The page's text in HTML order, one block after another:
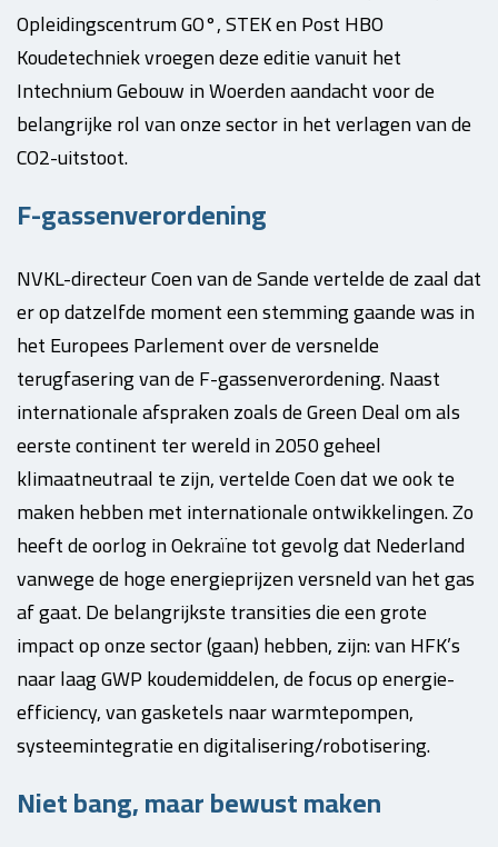
Opleidingscentrum GO°, STEK en Post HBO
Koudetechniek vroegen deze editie vanuit het
Intechnium Gebouw in Woerden aandacht voor de
belangrijke rol van onze sector in het verlagen van de
CO2-uitstoot.
F-gassenverordening
NVKL-directeur Coen van de Sande vertelde de zaal dat
er op datzelfde moment een stemming gaande was in
het Europees Parlement over de versnelde
terugfasering van de F-gassenverordening. Naast
internationale afspraken zoals de Green Deal om als
eerste continent ter wereld in 2050 geheel
klimaatneutraal te zijn, vertelde Coen dat we ook te
maken hebben met internationale ontwikkelingen. Zo
heeft de oorlog in Oekraïne tot gevolg dat Nederland
vanwege de hoge energieprijzen versneld van het gas
af gaat. De belangrijkste transities die een grote
impact op onze sector (gaan) hebben, zijn: van HFK’s
naar laag GWP koudemiddelen, de focus op energie-
efficiency, van gasketels naar warmtepompen,
systeemintegratie en digitalisering/robotisering.
Niet bang, maar bewust maken